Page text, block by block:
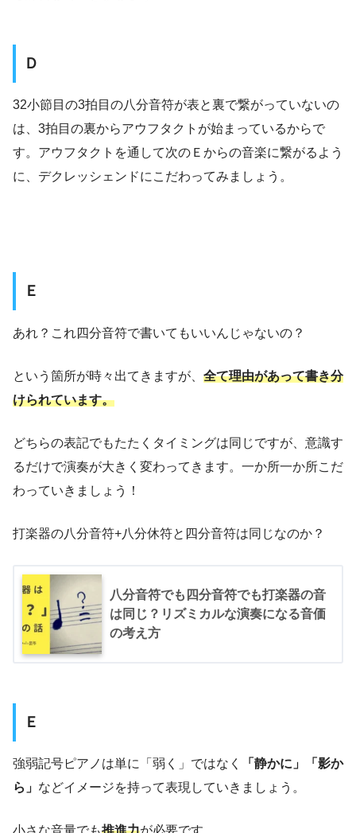
Ｄ
32小節目の3拍目の八分音符が表と裏で繋がっていないの
は、3拍目の裏からアウフタクトが始まっているからで
す。アウフタクトを通して次のＥからの音楽に繋がるよう
に、デクレッシェンドにこだわってみましょう。
Ｅ
あれ？これ四分音符で書いてもいいんじゃないの？
という箇所が時々出てきますが、 全て理由があって書き分
けられています。
どちらの表記でもたたくタイミングは同じですが、意識す
るだけで演奏が大きく変わってきます。一か所一か所こだ
わっていきましょう！
打楽器の八分音符+八分休符と四分音符は同じなのか？
八分音符でも四分音符でも打楽器の音
は同じ？リズミカルな演奏になる音価
の考え方
Ｅ
強弱記号ピアノは単に「弱く」ではなく
「静かに」「影か
ら」 などイメージを持って表現していきましょう。
小さな音量でも推進力が必要です。